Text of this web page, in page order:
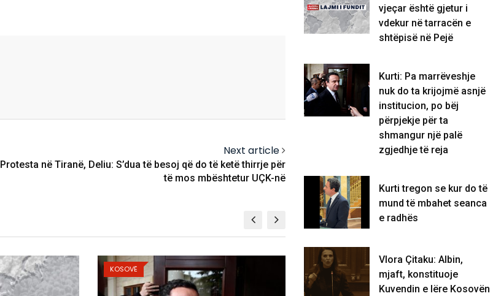
Next article
Protesta në Tiranë, Deliu: S’dua të besoj që do të ketë thirrje për
të mos mbështetur UÇK-në
KOSOVË KOSOVË
vjeçar është gjetur i
vdekur në tarracën e
shtëpisë në Pejë
Kurti: Pa marrëveshje
nuk do ta krijojmë asnjë
institucion, po bëj
përpjekje për ta
shmangur një palë
zgjedhje të reja
Kurti tregon se kur do të
mund të mbahet seanca
e radhës
Vlora Çitaku: Albin,
mjaft, konstituoje
Kuvendin e lëre Kosovën